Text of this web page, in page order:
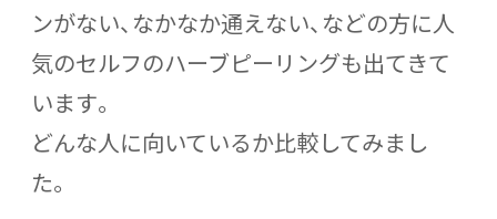
ンがない、なかなか通えない、などの方に人
気のセルフのハーブピーリングも出てきて
います。
どんな人に向いているか比較してみまし
た。